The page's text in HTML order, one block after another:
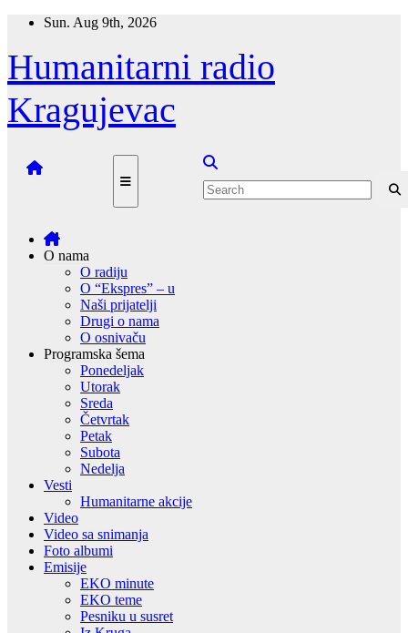
Skip
content
Sun. Aug 9th, 2026
Humanitarni radio
Kragujevac
O nama
O radiju
O “Ekspres” – u
Naši prijatelji
Drugi o nama
O osnivaču
Programska šema
Ponedeljak
Utorak
Sreda
Četvrtak
Petak
Subota
Nedelja
Vesti
Humanitarne akcije
Video
Video sa snimanja
Foto albumi
Emisije
EKO minute
EKO teme
Pesniku u susret